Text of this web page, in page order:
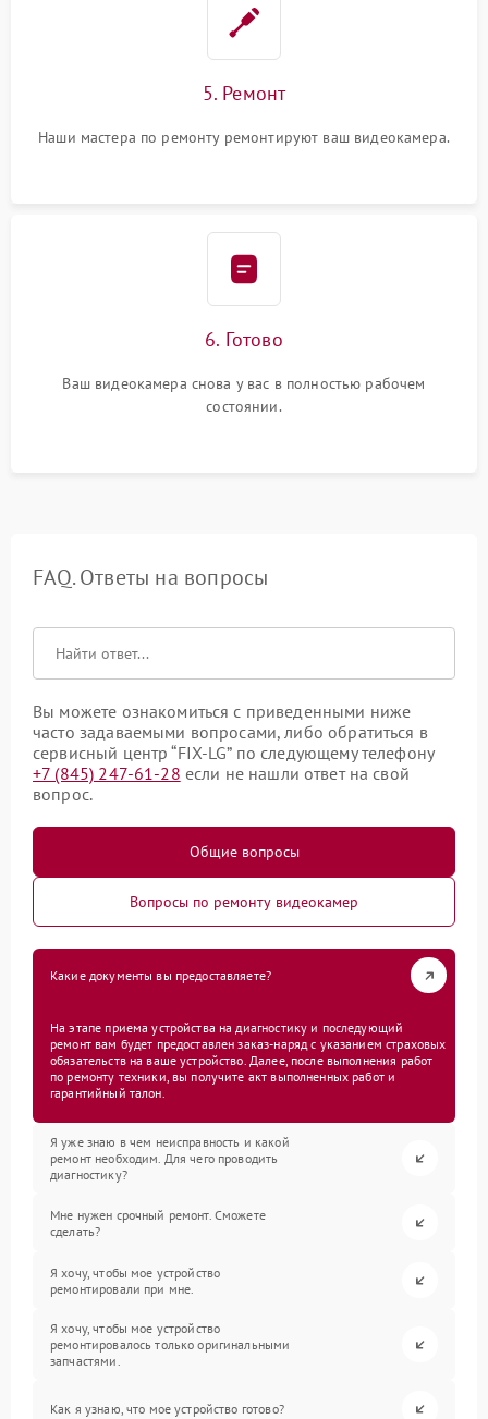
5. Ремонт
Наши мастера по ремонту ремонтируют ваш видеокамера.
6. Готово
Ваш видеокамера снова у вас в полностью рабочем
состоянии.
FAQ. Ответы на вопросы
Вы можете ознакомиться с приведенными ниже
часто задаваемыми вопросами, либо обратиться в
сервисный центр “FIX-LG” по следующему телефону
+7 (845) 247-61-28 если не нашли ответ на свой
вопрос.
Общие вопросы
Вопросы по ремонту видеокамер
Какие документы вы предоставляете?
На этапе приема устройства на диагностику и последующий
ремонт вам будет предоставлен заказ-наряд с указанием страховых
обязательств на ваше устройство. Далее, после выполнения работ
по ремонту техники, вы получите акт выполненных работ и
гарантийный талон.
Я уже знаю в чем неисправность и какой
ремонт необходим. Для чего проводить
диагностику?
Мне нужен срочный ремонт. Сможете
сделать?
Я хочу, чтобы мое устройство
ремонтировали при мне.
Я хочу, чтобы мое устройство
ремонтировалось только оригинальными
запчастями.
Как я узнаю, что мое устройство готово?